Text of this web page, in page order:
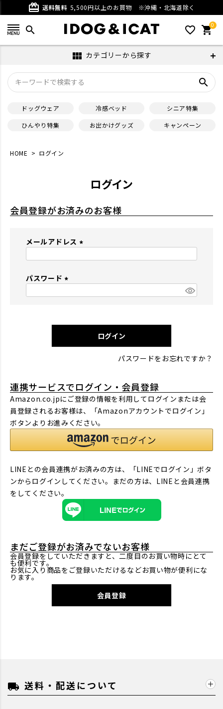
card_giftcard 送料無料 5,500円以上のお買物 ※沖縄・北海道除く
search favorite_outline 0
shopping_cart
view_module カテゴリーから探す
search
ドッグウェア 冷感ベッド
シニア特集
ひんやり特集
お出かけグッズ キャンペーン
HOME ログイン
ログイン
会員登録がお済みのお客様
メールアドレス
パスワード
)
ログイン
パスワードをお忘れですか？
連携サービスでログイン・会員登録
Amazon.co.jpにご登録の情報を利用してログインまたは会
員登録されるお客様は、「Amazonアカウントでログイン」
ボタンよりお進みください。
LINEとの会員連携がお済みの方は、「LINEでログイン」ボタ
ンからログインしてください。まだの方は、 LINEと会員連携
をしてください。
まだご登録がお済みでないお客様
会員登録をしていただきますと、二度目のお買い物時にとて
も便利です。
お気に入り商品をご登録いただけるなどお買い物が便利にな
ります。
会員登録
local_shipping 送料・配送について